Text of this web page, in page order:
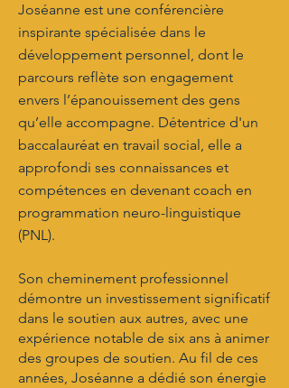
Joséanne est une conférencière
inspirante spécialisée dans le
développement personnel, dont le
parcours reflète son engagement
envers l’épanouissement des gens
qu’elle accompagne. Détentrice d'un
baccalauréat en travail social, elle a
approfondi ses connaissances et
compétences en devenant coach en
programmation neuro-linguistique
(PNL).
Son cheminement professionnel
démontre un investissement significatif
dans le soutien aux autres, avec une
expérience notable de six ans à animer
des groupes de soutien. Au fil de ces
années, Joséanne a dédié son énergie